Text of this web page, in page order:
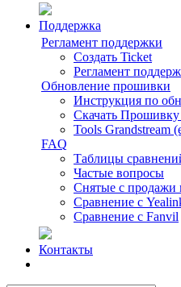
Поддержка
Регламент поддержки
Создать Ticket
Регламент
Обновление прошивки
Инструкция по
Скачать Прошивку
Tools Grandstream
FAQ
Таблицы
Частые вопросы
Снятые с продажи
Сравнение с
Сравнение с Fanvil
Контакты